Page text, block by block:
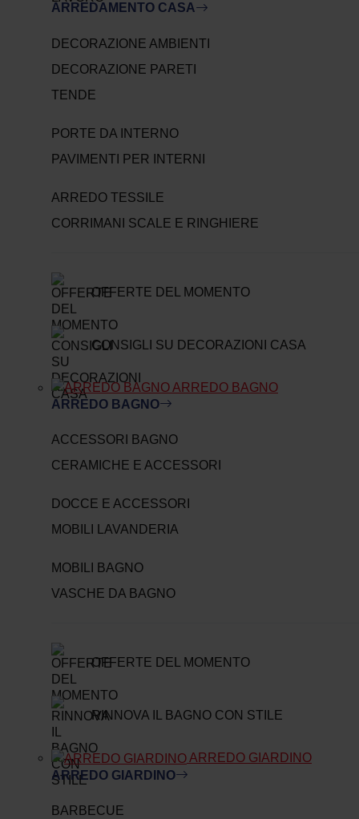
ARREDAMENTO CASA
DECORAZIONE AMBIENTI
DECORAZIONE PARETI
TENDE
PORTE DA INTERNO
PAVIMENTI PER INTERNI
ARREDO TESSILE
CORRIMANI SCALE E RINGHIERE
OFFERTE DEL MOMENTO
CONSIGLI SU DECORAZIONI CASA
ARREDO BAGNO
ARREDO BAGNO
ACCESSORI BAGNO
CERAMICHE E ACCESSORI
DOCCE E ACCESSORI
MOBILI LAVANDERIA
MOBILI BAGNO
VASCHE DA BAGNO
OFFERTE DEL MOMENTO
RINNOVA IL BAGNO CON STILE
ARREDO GIARDINO
ARREDO GIARDINO
BARBECUE